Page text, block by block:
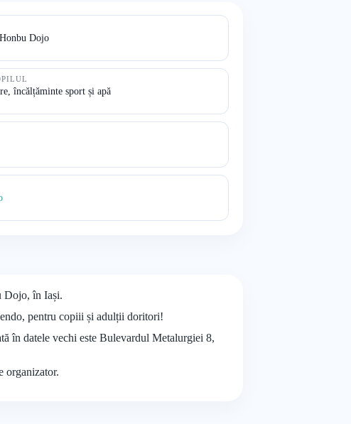
Dojo
încălțăminte sport și apă
Dojo, în Iași.
pentru copiii și adulții doritori!
în datele vechi este Bulevardul Metalurgiei 8,
organizator.